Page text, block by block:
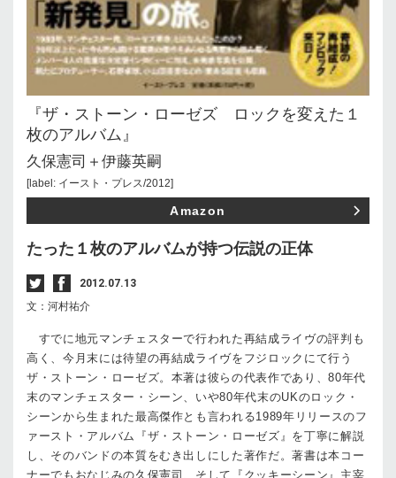
『ザ・ストーン・ローゼズ ロックを変えた１
枚のアルバム』
久保憲司＋伊藤英嗣
[label: イースト・プレス/2012]
Amazon
たった１枚のアルバムが持つ伝説の正体
2012.07.13
文：河村祐介
すでに地元マンチェスターで行われた再結成ライヴの評判も
高く、今月末には待望の再結成ライヴをフジロックにて行う
ザ・ストーン・ローゼズ。本著は彼らの代表作であり、80年代
末のマンチェスター・シーン、いや80年代末のUKのロック・
シーンから生まれた最高傑作とも言われる1989年リリースのフ
ァースト・アルバム『ザ・ストーン・ローゼズ』を丁寧に解説
し、そのバンドの本質をむき出しにした著作だ。著書は本コー
ナーでもおなじみの久保憲司、そして『クッキーシーン』主宰